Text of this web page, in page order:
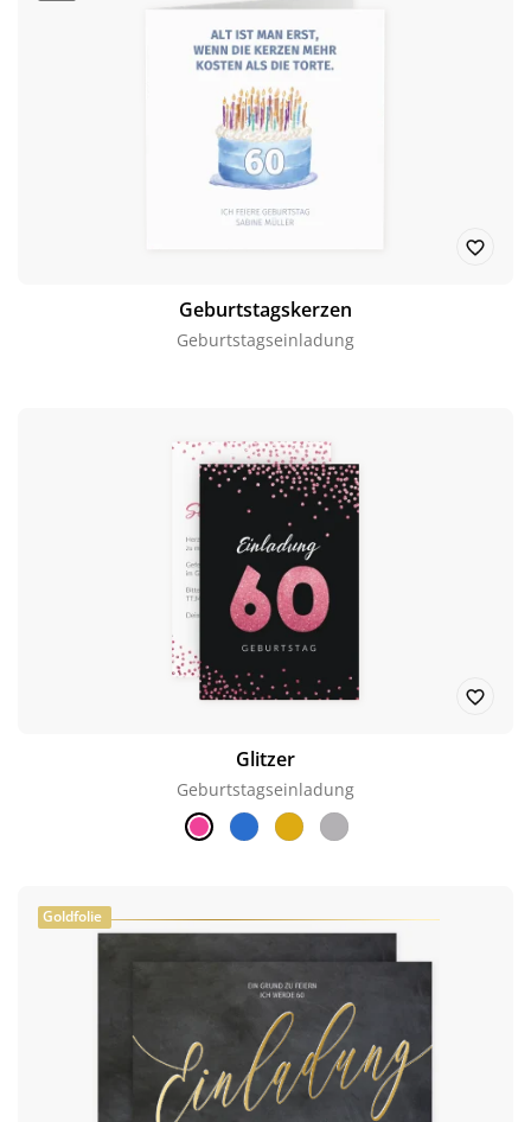
Geburtstagskerzen
Geburtstagseinladung
Glitzer
Geburtstagseinladung
Goldfolie